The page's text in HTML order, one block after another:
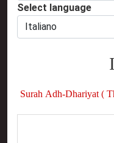
Select language
Surah Adh-Dhariyat (